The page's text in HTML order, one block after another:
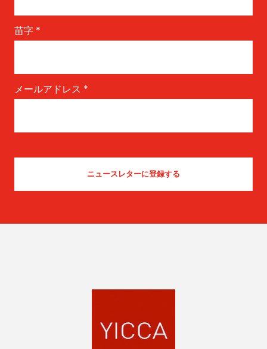
苗字 *
メールアドレス *